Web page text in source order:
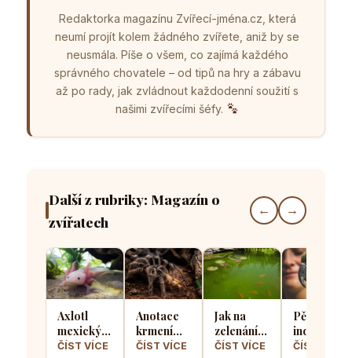
Redaktorka magazínu Zvířecí-jména.cz, která
neumí projít kolem žádného zvířete, aniž by se
neusmála. Píše o všem, co zajímá každého
správného chovatele – od tipů na hry a zábavu
až po rady, jak zvládnout každodenní soužití s
našimi zvířecími šéfy.
Další z rubriky: Magazín o
zvířatech
← →
Axlotl
mexický v
domácím
ČÍST VÍCE
Anotace
krmení
sklípkanů:
ČÍST VÍCE
Jak na
zelenání
vody v
ČÍST VÍCE
Pět
aktivit,
ČÍST VÍCE